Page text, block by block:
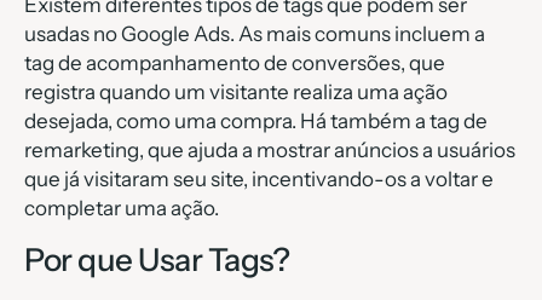
Existem diferentes tipos de tags que podem ser
usadas no Google Ads. As mais comuns incluem a
tag de acompanhamento de conversões, que
registra quando um visitante realiza uma ação
desejada, como uma compra. Há também a tag de
remarketing, que ajuda a mostrar anúncios a usuários
que já visitaram seu site, incentivando-os a voltar e
completar uma ação.
Por que Usar Tags?